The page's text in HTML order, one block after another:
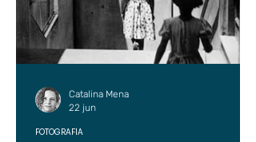
FOTOGRAFÍA
Catalina Mena
22 jun